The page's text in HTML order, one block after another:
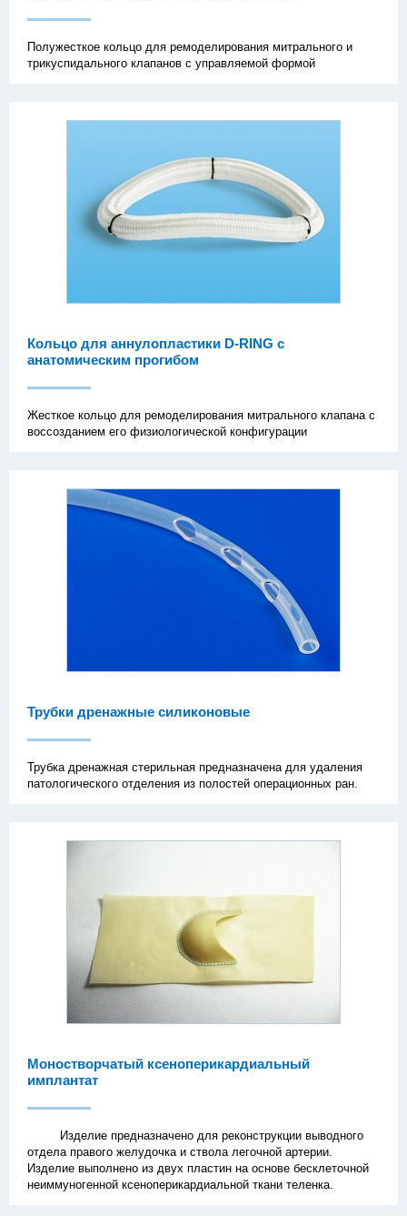
Полужесткое кольцо для ремоделирования митрального и
трикуспидального клапанов с управляемой формой
Кольцо для аннулопластики D-RING с
анатомическим прогибом
Жесткое кольцо для ремоделирования митрального клапана с
воссозданием его физиологической конфигурации
Трубки дренажные силиконовые
Трубка дренажная стерильная предназначена для удаления
патологического отделения из полостей операционных ран.
Моностворчатый ксеноперикардиальный
имплантат
Изделие предназначено для реконструкции выводного
отдела правого желудочка и ствола легочной артерии.
Изделие выполнено из двух пластин на основе бесклеточной
неиммуногенной ксеноперикардиальной ткани теленка.